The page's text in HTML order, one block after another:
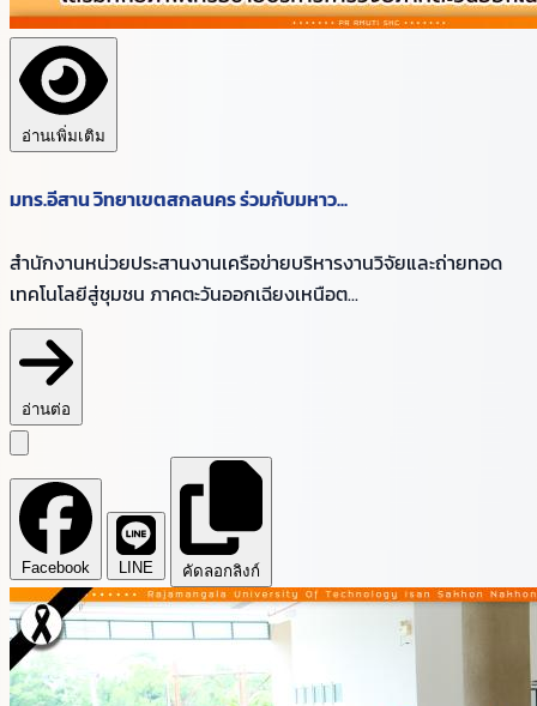
อ่านเพิ่มเติม
มทร.อีสาน วิทยาเขตสกลนคร ร่วมกับมหาว...
สำนักงานหน่วยประสานงานเครือข่ายบริหารงานวิจัยและถ่ายทอด
เทคโนโลยีสู่ชุมชน ภาคตะวันออกเฉียงเหนือต...
อ่านต่อ
Facebook LINE คัดลอกลิงก์